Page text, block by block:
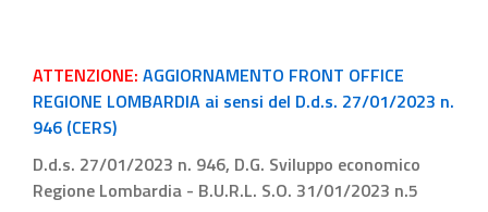
ATTENZIONE: AGGIORNAMENTO FRONT OFFICE
REGIONE LOMBARDIA ai sensi del D.d.s. 27/01/2023 n.
946 (CERS)
D.d.s. 27/01/2023 n. 946, D.G. Sviluppo economico
Regione Lombardia - B.U.R.L. S.O. 31/01/2023 n.5